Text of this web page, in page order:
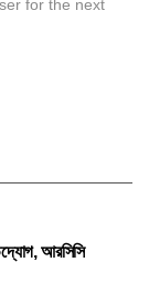
for the next
আরসিসি